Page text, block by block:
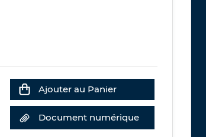
Ajouter au Panier
Document numérique